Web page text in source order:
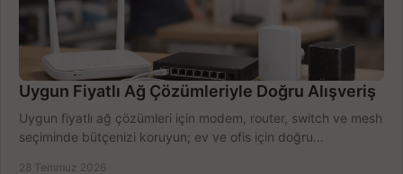
Uygun Fiyatlı Ağ Çözümleriyle Doğru Alışveriş
Uygun fiyatlı ağ çözümleri için modem, router, switch ve mesh
seçiminde bütçenizi koruyun; ev ve ofis için doğru
28 Temmuz 2026